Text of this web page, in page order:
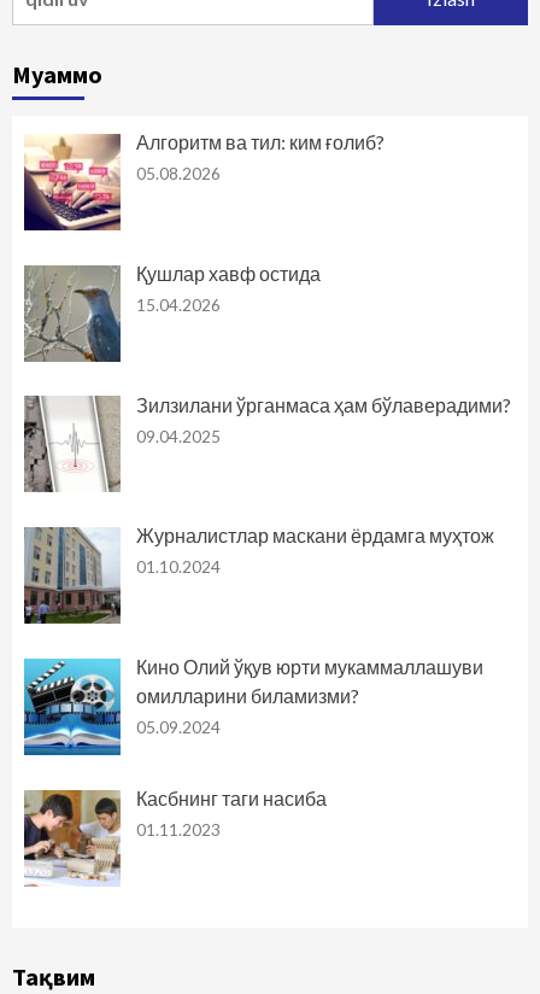
Муаммо
Алгоритм ва тил: ким ғолиб?
05.08.2026
Қушлар хавф остида
15.04.2026
Зилзилани ўрганмаса ҳам бўлаверадими?
09.04.2025
Журналистлар маскани ёрдамга муҳтож
01.10.2024
Кино Олий ўқув юрти мукаммаллашуви
омилларини биламизми?
05.09.2024
Касбнинг таги насиба
01.11.2023
Тақвим